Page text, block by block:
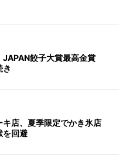
JAPAN餃子大賞最高金賞
き
店、夏季限定でかき氷店
回避